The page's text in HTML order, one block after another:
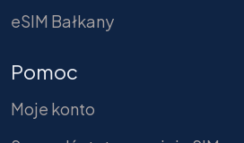
eSIM Bałkany
Pomoc
Moje konto